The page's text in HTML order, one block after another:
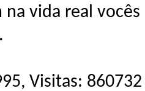
na vida real
Visitas: 860732